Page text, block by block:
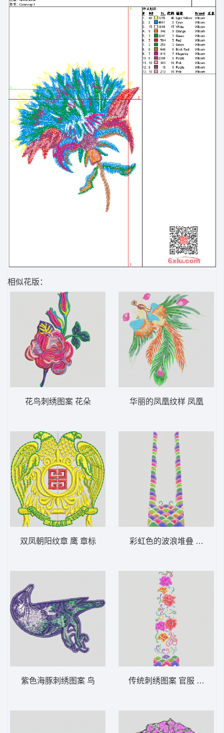
相似花版：
花鸟刺绣图案 花朵
双凤朝阳纹章 鹰 章标
紫色海豚刺绣图案 鸟
华丽的凤凰纹样 凤凰
彩虹色的波浪堆叠 官服 传
传统刺绣图案 官服 传统